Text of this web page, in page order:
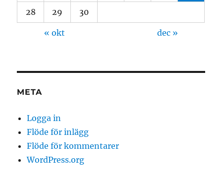
28 29 30
« okt dec »
META
Logga in
Flöde för inlägg
Flöde för kommentarer
WordPress.org